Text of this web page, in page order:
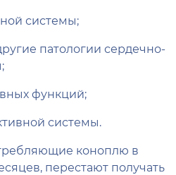
системы;
патологии сердечно-
функций;
системы.
коноплю в
перестают получать